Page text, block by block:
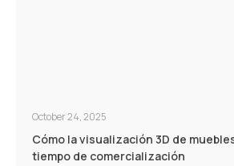
October 24, 2025
Cómo la visualización 3D de
tiempo de comercialización